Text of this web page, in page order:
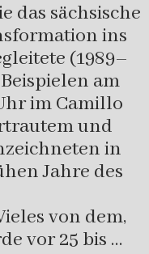
das sächsische
ins
(1989–
am
im Camillo
und
in
Jahre des
von dem,
vor 25 bis …